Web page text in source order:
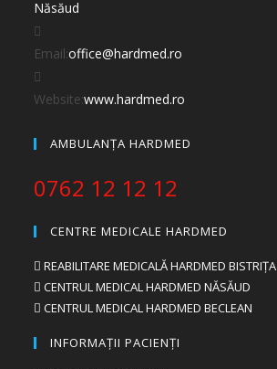
Năsăud
Email:office@hardmed.ro
Website:www.hardmed.ro
AMBULANȚA HARDMED
0762 12 12 12
CENTRE MEDICALE HARDMED
REABILITARE MEDICALĂ HARDMED BISTRIȚA
CENTRUL MEDICAL HARDMED NĂSĂUD
CENTRUL MEDICAL HARDMED BECLEAN
INFORMAȚII PACIENȚI